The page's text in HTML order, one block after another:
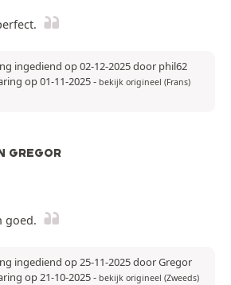
ingediend op 02-12-2025 door phil62
op 01-11-2025- bekijk origineel (Frans)
GREGOR
goed.
ingediend op 25-11-2025 door Gregor
op 21-10-2025- bekijk origineel (Zweeds)